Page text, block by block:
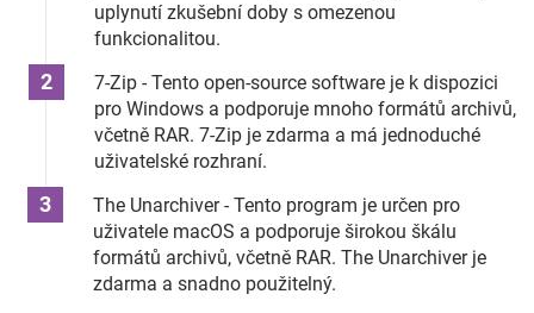
uplynutí zkušební doby s omezenou
funkcionalitou.
7-Zip - Tento open-source software je k dispozici
pro Windows a podporuje mnoho formátů archivů,
včetně RAR. 7-Zip je zdarma a má jednoduché
uživatelské rozhraní.
The Unarchiver - Tento program je určen pro
uživatele macOS a podporuje širokou škálu
formátů archivů, včetně RAR. The Unarchiver je
zdarma a snadno použitelný.